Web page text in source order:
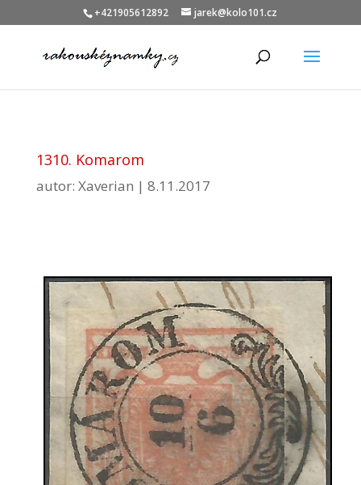
+421905612892 jarek@kolo101.cz
1310. Komarom
autor: Xaverian | 8.11.2017